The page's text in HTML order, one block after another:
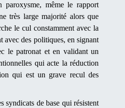
même le rapport
très large majorité alors que
le cul constamment avec la
avec des politiques, en signant
le patronat et en validant un
qui acte la réduction
qui est un grave recul des
syndicats de base qui résistent